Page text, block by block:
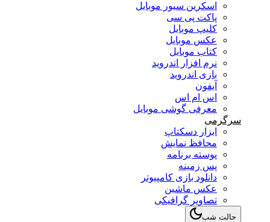
اسکرین سیور موبایل
پاکت پی سی
کلیپ موبایل
عکس موبایل
کتاب موبایل
نرم افزار اندروید
بازی اندروید
آیفون
اس ام اس
معرفی گوشی موبایل
سرگرمی
ابزار دسکتاپ
محافظ نمایش
پوسته برنامه
پس زمینه
دانلود بازی کامپیوتر
عکس ماشین
تصاویر گرافیکی
حالت شب